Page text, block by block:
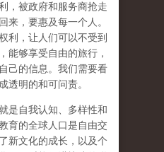
，被政府和服务商抢走
来，要惠及每一个人。
利，让人们可以不受到
能够享受自由的旅行，
己的信息。我们需要看
透明的和可问责。
是自我认知、多样性和
育的全球人口是自由交
新文化的成长，以及个